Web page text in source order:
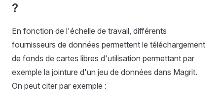
?
En fonction de l'échelle de travail, différents
fournisseurs de données permettent le téléchargement
de fonds de cartes libres d'utilisation permettant par
exemple la jointure d'un jeu de données dans Magrit.
On peut citer par exemple :